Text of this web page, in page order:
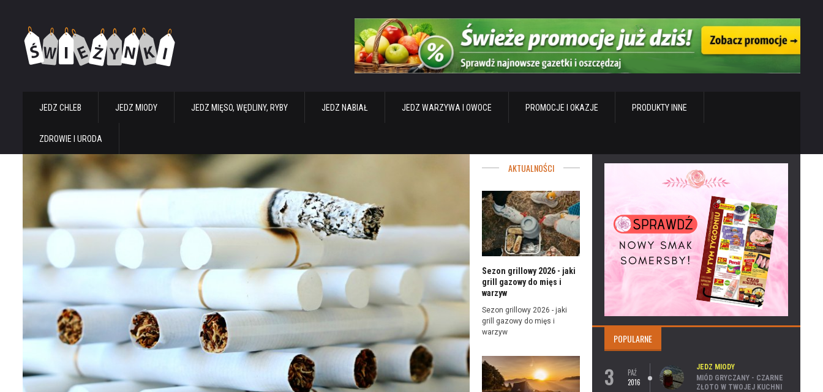
JEDZ CHLEB JEDZ MIODY JEDZ MIĘSO, WĘDLINY, RYBY JEDZ NABIAŁ JEDZ WARZYWA I OWOCE PROMOCJE I OKAZJE PRODUKTY INNE
ZDROWIE I URODA
AKTUALNOŚCI
Sezon grillowy 2026 - jaki
grill gazowy do mięs i
warzyw
Sezon grillowy 2026 - jaki
grill gazowy do mięs i
warzyw
POPULARNE
3
PAŹ
2016
JEDZ MIODY
MIÓD GRYCZANY - CZARNE
ZŁOTO W TWOJEJ KUCHNI